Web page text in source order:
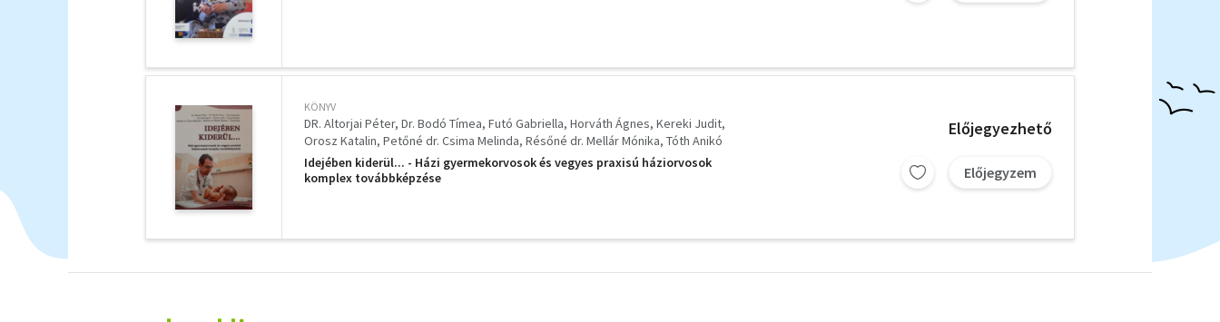
KÖNYV
DR. Altorjai Péter Dr. Bodó Tímea Futó Gabriella Horváth Ágnes Kereki Judit
Orosz Katalin Petőné dr. Csima Melinda Résőné dr. Mellár Mónika Tóth Anikó
Idejében kiderül... - Házi gyermekorvosok és vegyes praxisú háziorvosok
komplex továbbképzése
Előjegyezhető
Előjegyzem
szűrők